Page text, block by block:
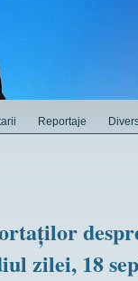
Reportaje
zilei, 18